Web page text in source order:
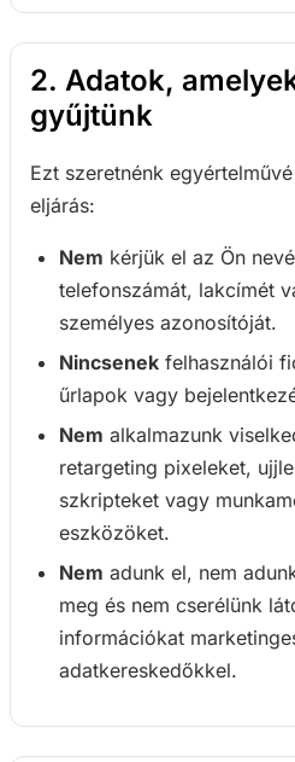
2. Adatok,
gyűjtünk
Ezt szeretnénk
eljárás:
Nem kérjük el az Ön
telefonszámát, lakcímét
személyes azonosítóját.
Nincsenek felhasználói
űrlapok vagy
Nem alkalmazunk
retargeting pixeleket,
szkripteket vagy
eszközöket.
Nem adunk el, nem
meg és nem cserélünk
információkat
adatkereskedőkkel.